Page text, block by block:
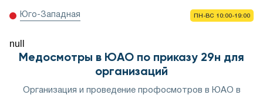
Юго-Западная ПН-ВС 10:00-19:00
Медосмотры в ЮАО по приказу 29н для
организаций
Организация и проведение профосмотров в ЮАО в
null